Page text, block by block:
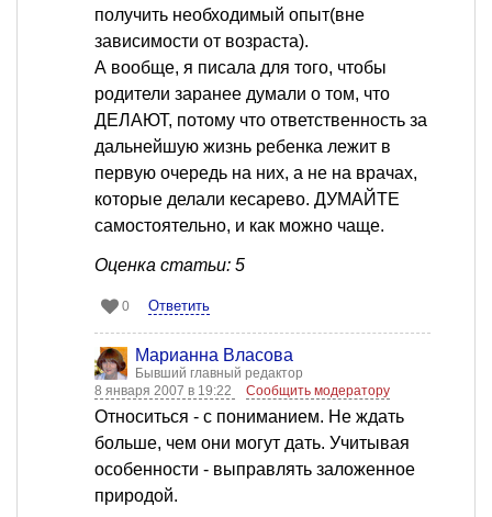
получить необходимый опыт(вне
зависимости от возраста).
А вообще, я писала для того, чтобы
родители заранее думали о том, что
ДЕЛАЮТ, потому что ответственность за
дальнейшую жизнь ребенка лежит в
первую очередь на них, а не на врачах,
которые делали кесарево. ДУМАЙТЕ
самостоятельно, и как можно чаще.
Оценка статьи: 5
0 Ответить
Марианна Власова
Бывший главный редактор
8 января 2007 в 19:22
Сообщить модератору
Относиться - с пониманием. Не ждать
больше, чем они могут дать. Учитывая
особенности - выправлять заложенное
природой.